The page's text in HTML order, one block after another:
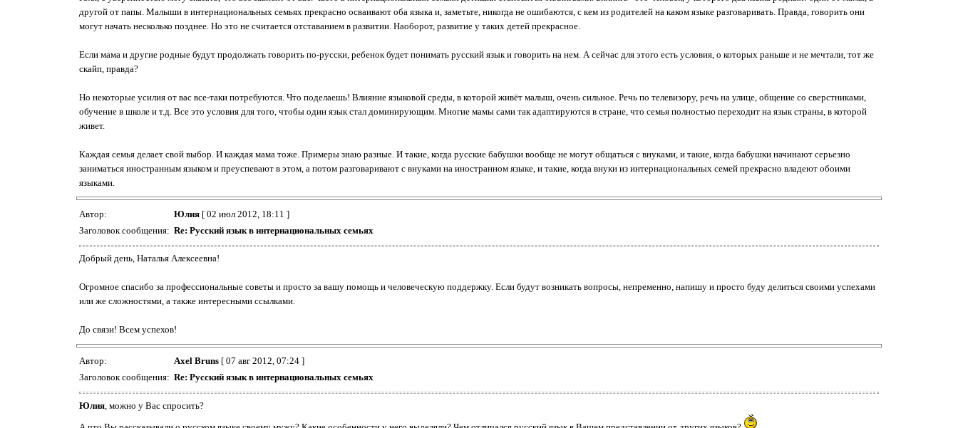
другой от папы. Малыши в интернациональных семьях прекрасно осваивают оба языка и, заметьте, никогда не ошибаются, с кем из родителей на каком языке разговаривать. Правда, говорить они
могут начать несколько позднее. Но это не считается отставанием в развитии. Наоборот, развитие у таких детей прекрасное.
Если мама и другие родные будут продолжать говорить по-русски, ребенок будет понимать русский язык и говорить на нем. А сейчас для этого есть условия, о которых раньше и не мечтали, тот же
скайп, правда?
Но некоторые усилия от вас все-таки потребуются. Что поделаешь! Влияние языковой среды, в которой живёт малыш, очень сильное. Речь по телевизору, речь на улице, общение со сверстниками,
обучение в школе и т.д. Все это условия для того, чтобы один язык стал доминирующим. Многие мамы сами так адаптируются в стране, что семья полностью переходит на язык страны, в которой
живет.
Каждая семья делает свой выбор. И каждая мама тоже. Примеры знаю разные. И такие, когда русские бабушки вообще не могут общаться с внуками, и такие, когда бабушки начинают серьезно
заниматься иностранным языком и преуспевают в этом, а потом разговаривают с внуками на иностранном языке, и такие, когда внуки из интернациональных семей прекрасно владеют обоими
языками.
Автор: Юлия [ 02 июл 2012, 18:11 ]
Заголовок сообщения: Re: Русский язык в интернациональных семьях
Добрый день, Наталья Алексеевна!
Огромное спасибо за профессиональные советы и просто за вашу помощь и человеческую поддержку. Если будут возникать вопросы, непременно, напишу и просто буду делиться своими успехами
или же сложностями, а также интересными ссылками.
До связи! Всем успехов!
Автор: Axel Bruns [ 07 авг 2012, 07:24 ]
Заголовок сообщения: Re: Русский язык в интернациональных семьях
Юлия , можно у Вас спросить?